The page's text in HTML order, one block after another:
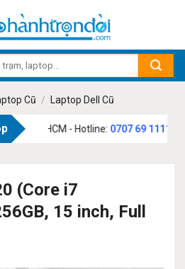
Cũ / Laptop Dell Cũ
TP.HCM - Hotline:0707 69 1111
(Core i7
15 inch, Full